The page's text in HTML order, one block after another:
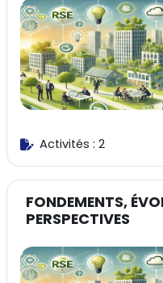
Activités : 2
FONDEMENTS,
PERSPECTIVES